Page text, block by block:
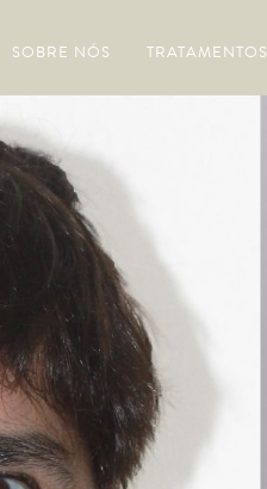
SOBRE NÓS TRATAMENTOS